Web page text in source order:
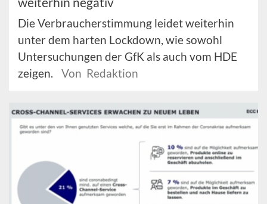
Die Verbraucherstimmung leidet weiterhin
unter dem harten Lockdown, wie sowohl
Untersuchungen der GfK als auch vom HDE
zeigen.
Von Redaktion